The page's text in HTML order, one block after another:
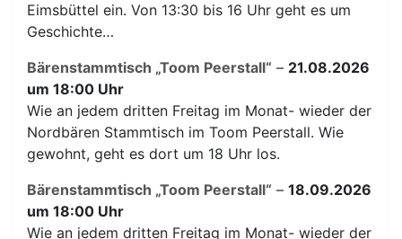
Eimsbüttel ein. Von 13:30 bis 16 Uhr geht es um
Geschichte…
Bärenstammtisch „Toom Peerstall“ – 21.08.2026
um 18:00 Uhr
Wie an jedem dritten Freitag im Monat- wieder der
Nordbären Stammtisch im Toom Peerstall. Wie
gewohnt, geht es dort um 18 Uhr los.
Bärenstammtisch „Toom Peerstall“ – 18.09.2026
um 18:00 Uhr
Wie an jedem dritten Freitag im Monat- wieder der